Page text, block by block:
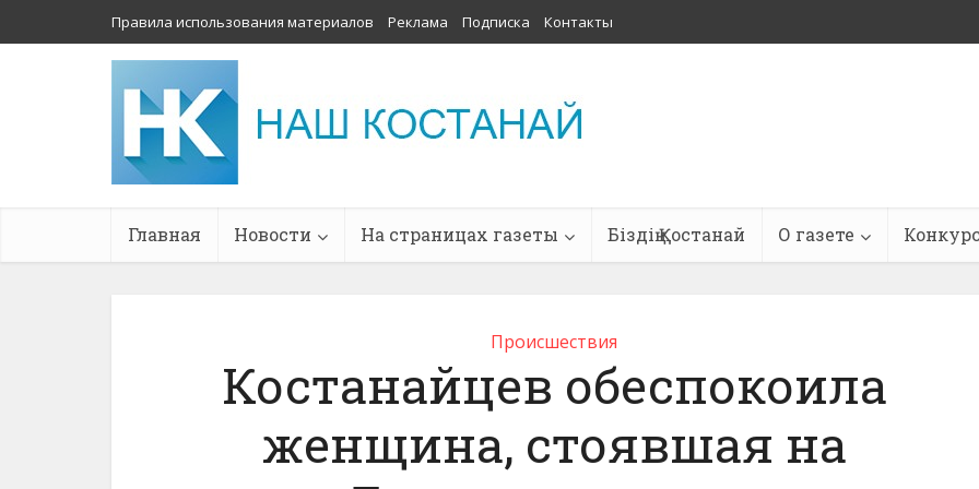
Правила использования материалов Реклама Подписка Контакты
Главная Новости На страницах газеты Біздің Қостанай О газете
Проиcшествия
Костанайцев обеспокоила
женщина, стоявшая на